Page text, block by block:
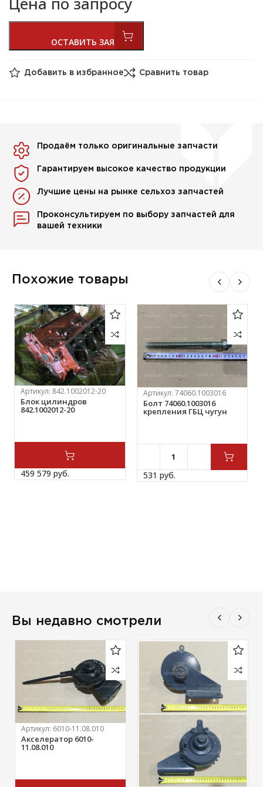
Добавить в избранное Сравнить товар
Продаём только оригинальные запчасти
Гарантируем высокое качество продукции
Лучшие цены на рынке сельхоз запчастей
Проконсультируем по выбору запчастей для
вашей техники
Похожие товары
Артикул: 842.1002012-20
Блок цилиндров
842.1002012-20
459 579 руб.
Артикул: 74060.1003016
Болт 74060.1003016
крепления ГБЦ чугун
531 руб.
Вы недавно смотрели
Артикул: 6010-11.08.010
Акселератор 6010-
11.08.010